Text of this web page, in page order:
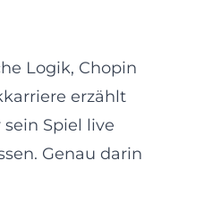
Logik, Chopin
erzählt
Spiel live
Genau darin